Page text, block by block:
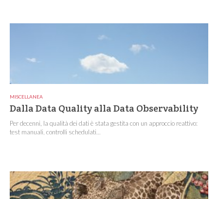
MISCELLANEA
Dalla Data Quality alla Data Observability
Per decenni, la qualità dei dati è stata gestita con un approccio reattivo:
test manuali, controlli schedulati...